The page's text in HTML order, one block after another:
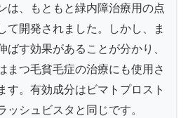
は、もともと緑内障治療用の点
て開発されました。しかし、ま
ばす効果があることが分かり、
まつ毛貧毛症の治療にも使用さ
す。有効成分はビマトプロスト
ッシュビスタと同じです。